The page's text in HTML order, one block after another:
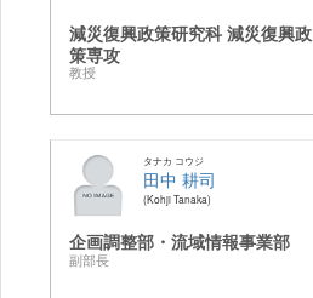
減災復興政策研究科 減災復興政
策専攻
教授
タナカ コウジ
田中 耕司
Kohji Tanaka
企画調整部・流域情報事業部
副部長